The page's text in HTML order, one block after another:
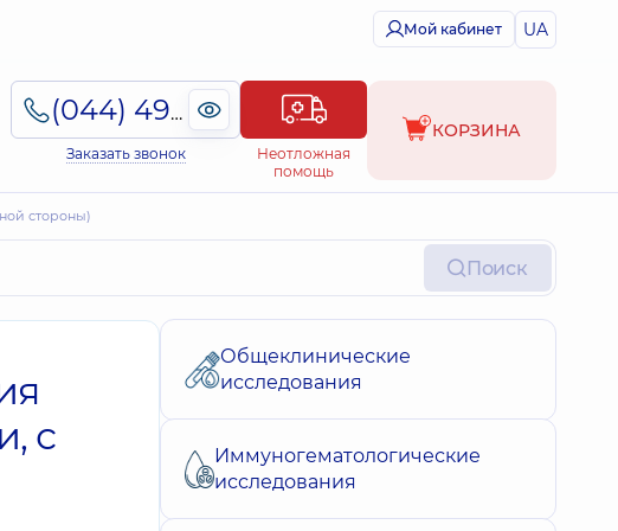
Мой кабинет UA
(044) 495-2-888
Заказать звонок
Неотложная
помощь
КОРЗИНА
стороны)
Поиск
с
Общеклинические
исследования
Иммуногематологические
исследования